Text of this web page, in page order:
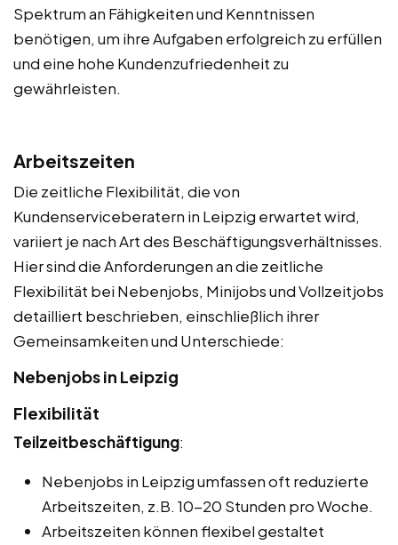
Spektrum an Fähigkeiten und Kenntnissen
benötigen, um ihre Aufgaben erfolgreich zu erfüllen
und eine hohe Kundenzufriedenheit zu
gewährleisten.
Arbeitszeiten
Die zeitliche Flexibilität, die von
Kundenserviceberatern in Leipzig erwartet wird,
variiert je nach Art des Beschäftigungsverhältnisses.
Hier sind die Anforderungen an die zeitliche
Flexibilität bei Nebenjobs, Minijobs und Vollzeitjobs
detailliert beschrieben, einschließlich ihrer
Gemeinsamkeiten und Unterschiede:
Nebenjobs in Leipzig
Flexibilität
Teilzeitbeschäftigung:
Nebenjobs in Leipzig umfassen oft reduzierte
Arbeitszeiten, z.B. 10-20 Stunden pro Woche.
Arbeitszeiten können flexibel gestaltet